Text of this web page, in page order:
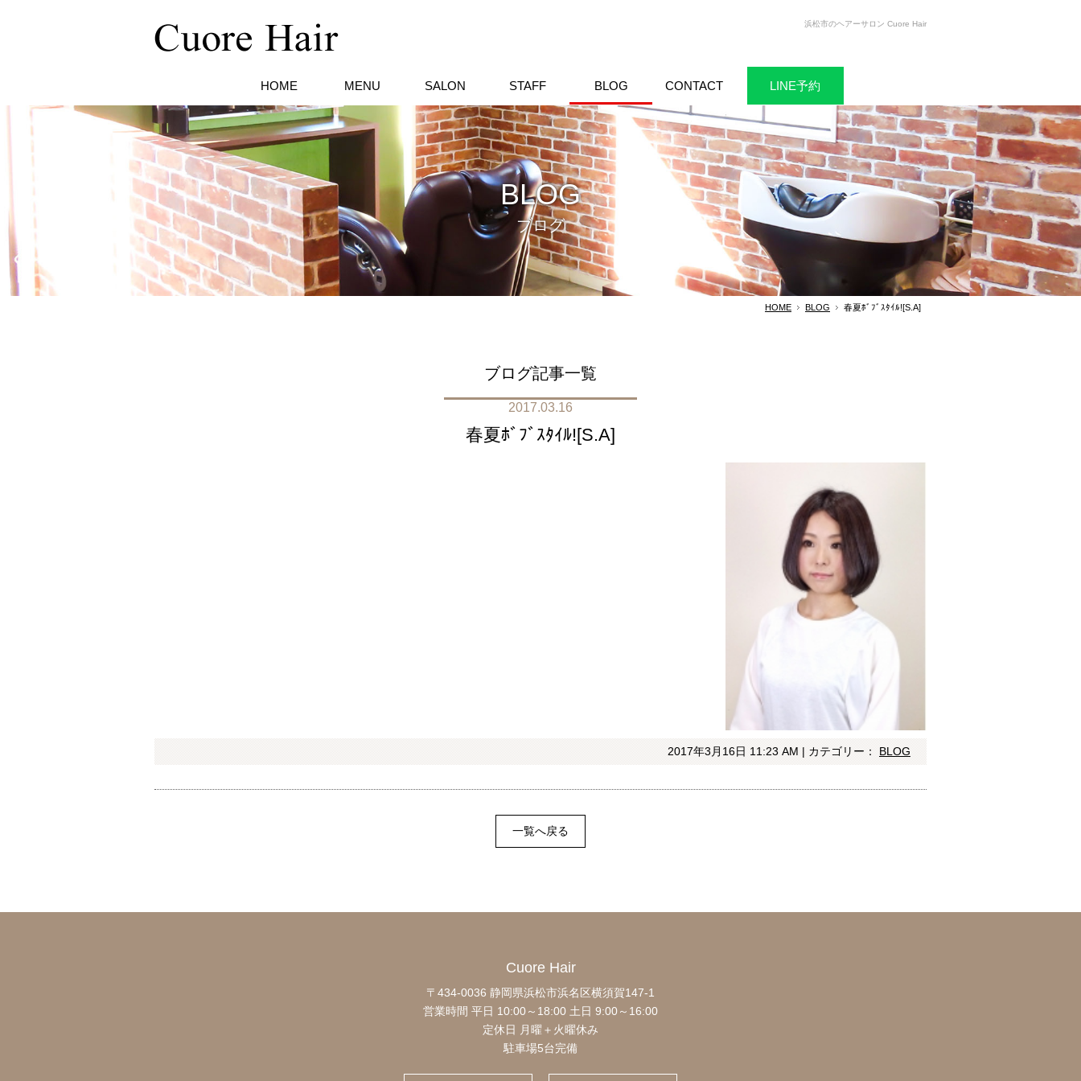
浜松市のヘアーサロン Cuore Hair
HOME MENU SALON STAFF BLOG CONTACT LINE予約
BLOG
ブログ
HOME BLOG 春夏ﾎﾞﾌﾞｽﾀｲﾙ![S.A]
ブログ記事一覧
2017.03.16
春夏ﾎﾞﾌﾞｽﾀｲﾙ![S.A]
2017年3月16日 11:23 AM | カテゴリー：BLOG
一覧へ戻る
Cuore Hair
〒434-0036 静岡県浜松市浜名区横須賀147-1
営業時間 平日 10:00～18:00 土日 9:00～16:00
定休日 月曜＋火曜休み
駐車場5台完備